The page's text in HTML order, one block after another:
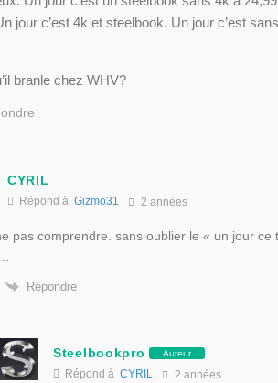
jour c’est 4k et steelbook. Un jour c’est
branle chez WHV?
CYRIL
Répond à Gizmo31 2 années
pas comprendre. sans oublier le « un jour ce
Répondre
Steelbookpro Auteur
Répond à CYRIL 2 années